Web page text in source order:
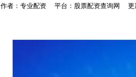
作者：专业配资 平台：股票配资查询网 更